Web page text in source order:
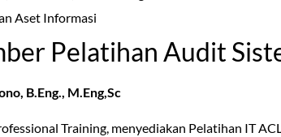
Aset Informasi
Pelatihan Audit
B.Eng., M.Eng,Sc
Training, menyediakan Pelatihan IT